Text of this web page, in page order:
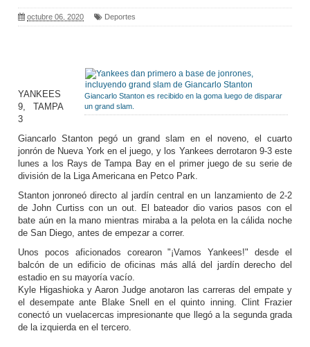
octubre 06, 2020 Deportes
Giancarlo Stanton es recibido en la goma luego de disparar
un grand slam.
YANKEES
9, TAMPA
3
Giancarlo Stanton pegó un grand slam en el noveno, el cuarto
jonrón de Nueva York en el juego, y los Yankees derrotaron 9-3 este
lunes a los Rays de Tampa Bay en el primer juego de su serie de
división de la Liga Americana en Petco Park.
Stanton jonroneó directo al jardín central en un lanzamiento de 2-2
de John Curtiss con un out. El bateador dio varios pasos con el
bate aún en la mano mientras miraba a la pelota en la cálida noche
de San Diego, antes de empezar a correr.
Unos pocos aficionados corearon "¡Vamos Yankees!" desde el
balcón de un edificio de oficinas más allá del jardín derecho del
estadio en su mayoría vacío.
Kyle Higashioka y Aaron Judge anotaron las carreras del empate y
el desempate ante Blake Snell en el quinto inning. Clint Frazier
conectó un vuelacercas impresionante que llegó a la segunda grada
de la izquierda en el tercero.